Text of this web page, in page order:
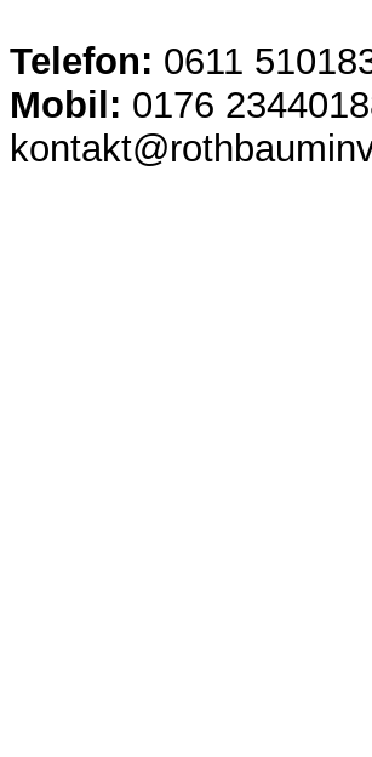
Telefon: 0611
Mobil: 0176